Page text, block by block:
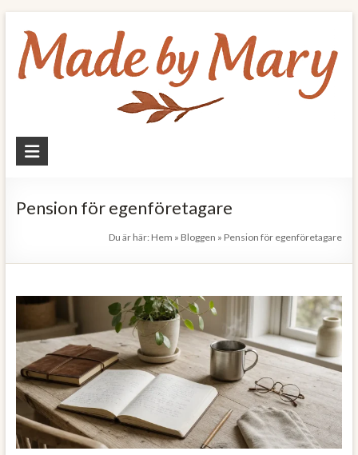
content
Made
Mary
och
Pension för egenföretagare
Du är här: Hem » Bloggen » Pension för egenföretagare